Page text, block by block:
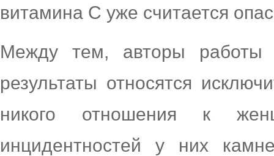
витамина С уже считается
Между тем, авторы работы
результаты относятся
никого отношения к
инцидентностей у них